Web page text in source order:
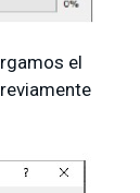
el